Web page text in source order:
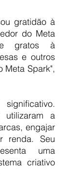
gratidão à
do Meta
gratos à
e outros
Meta Spark",
utilizaram a
engajar
renda. Seu
uma
criativo